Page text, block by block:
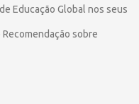
Educação Global nos seus
sobre